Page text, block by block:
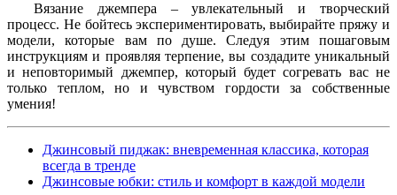
Вязание джемпера – увлекательный и творческий
процесс. Не бойтесь экспериментировать, выбирайте пряжу и
модели, которые вам по душе. Следуя этим пошаговым
инструкциям и проявляя терпение, вы создадите уникальный
и неповторимый джемпер, который будет согревать вас не
только теплом, но и чувством гордости за собственные
умения!
Джинсовый пиджак: вневременная классика, которая
всегда в тренде
Джинсовые юбки: стиль и комфорт в каждой модели